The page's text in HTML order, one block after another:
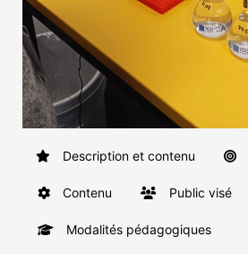
Description et contenu
Contenu Public visé
Modalités pédagogiques